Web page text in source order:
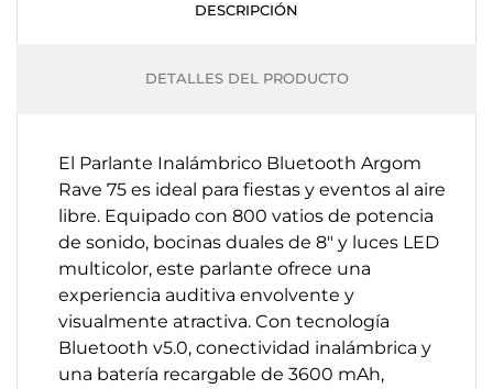
DESCRIPCIÓN
DETALLES DEL PRODUCTO
El Parlante Inalámbrico Bluetooth Argom
Rave 75 es ideal para fiestas y eventos al aire
libre. Equipado con 800 vatios de potencia
de sonido, bocinas duales de 8" y luces LED
multicolor, este parlante ofrece una
experiencia auditiva envolvente y
visualmente atractiva. Con tecnología
Bluetooth v5.0, conectividad inalámbrica y
una batería recargable de 3600 mAh,